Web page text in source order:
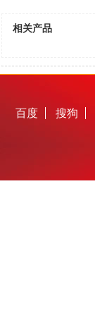
相关产品
百度
搜狗